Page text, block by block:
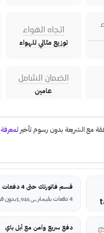
اتجاه الهواء
توزيع مثالي للهواء
الضمان الشامل
عامين
قسم فاتورتك حتى 4 دفعات
4 دفعات بقيمة
ر.س1,946 بدون
دفع سريع وآمن مع أبل باي